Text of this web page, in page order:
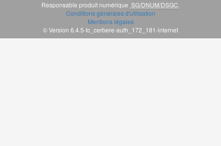
Responsable produit numérique SG/DNUM/DSGC.
Conditions générales d'utilisation
Mentions légales
© Version 6.4.5-tc_cerbere-auth_172_181-internet